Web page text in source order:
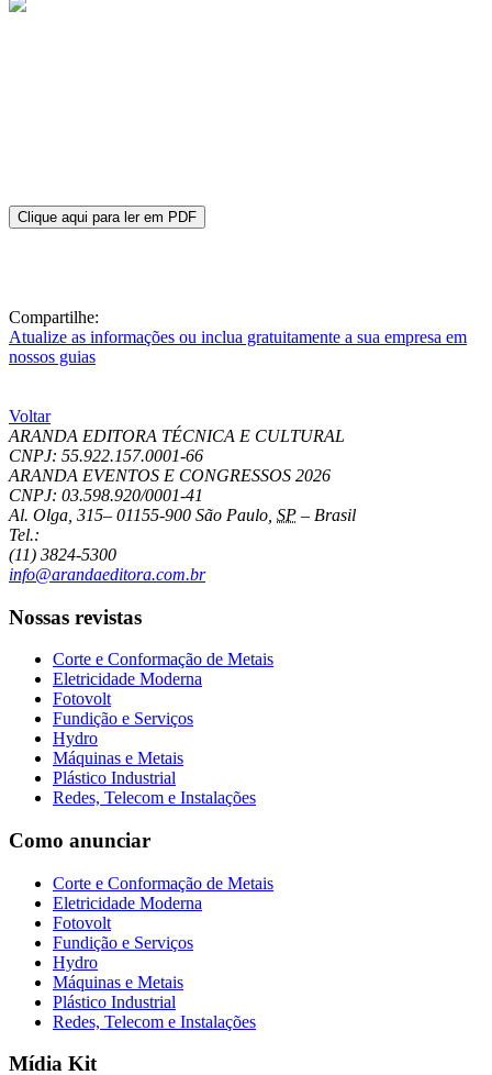
Clique aqui para ler em PDF
Compartilhe:
Atualize as informações ou inclua gratuitamente a sua empresa em
nossos guias
Voltar
ARANDA EDITORA TÉCNICA E CULTURAL
CNPJ: 55.922.157.0001-66
ARANDA EVENTOS E CONGRESSOS 2026
CNPJ: 03.598.920/0001-41
Al. Olga, 315– 01155-900 São Paulo SP – Brasil
Tel.:
(11) 3824-5300
info@arandaeditora.com.br
Nossas revistas
Corte e Conformação de Metais
Eletricidade Moderna
Fotovolt
Fundição e Serviços
Hydro
Máquinas e Metais
Plástico Industrial
Redes, Telecom e Instalações
Como anunciar
Corte e Conformação de Metais
Eletricidade Moderna
Fotovolt
Fundição e Serviços
Hydro
Máquinas e Metais
Plástico Industrial
Redes, Telecom e Instalações
Mídia Kit